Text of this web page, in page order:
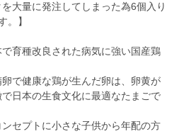
大量に発注してしまった為6個入り
。】
育種改良された病気に強い国産鶏
で健康な鶏が生んだ卵は、卵黄が
日本の生食文化に最適なたまごで
セプトに小さな子供から年配の方